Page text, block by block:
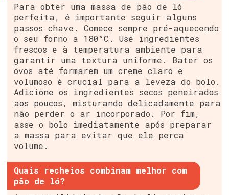
Para obter uma massa de pão de ló
perfeita, é importante seguir alguns
passos chave. Comece sempre pré-aquecendo
o seu forno a 180°C. Use ingredientes
frescos e à temperatura ambiente para
garantir uma textura uniforme. Bater os
ovos até formarem um creme claro e
volumoso é crucial para a leveza do bolo.
Adicione os ingredientes secos peneirados
aos poucos, misturando delicadamente para
não perder o ar incorporado. Por fim,
asse o bolo imediatamente após preparar
a massa para evitar que ele perca
volume.
Quais recheios combinam melhor com
pão de ló?